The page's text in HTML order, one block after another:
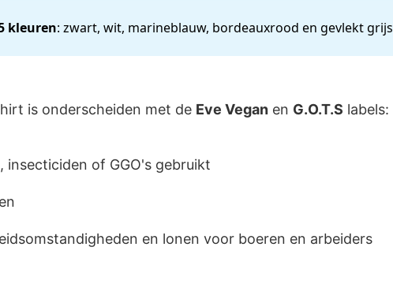
kleuren: zwart, wit, marineblauw, bordeauxrood en gevlekt grijs
is onderscheiden met de Eve Vegan en G.O.T.S labels:
insecticiden of GGO's gebruikt
en lonen voor boeren en arbeiders